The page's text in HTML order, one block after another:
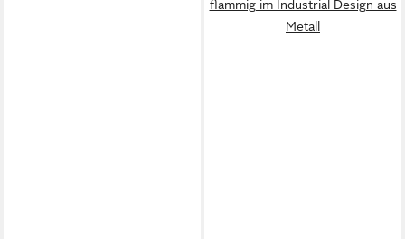
flammig im Industrial Design aus
Metall